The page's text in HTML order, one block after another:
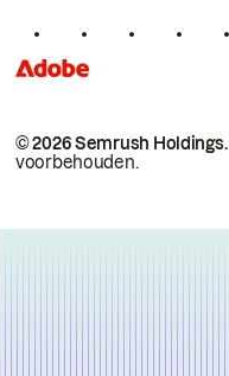
© 2026 Semrush Holdings.
voorbehouden.